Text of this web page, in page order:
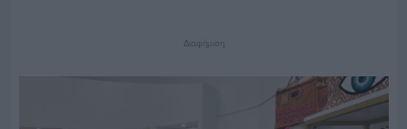
Διαφήμιση